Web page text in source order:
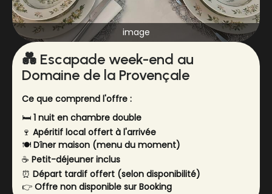
image
💑 Escapade week-end au
Domaine de la Provençale
Ce que comprend l'offre :
🛏️ 1 nuit en chambre double
🍷 Apéritif local offert à l'arrivée
🍽️ Dîner maison (menu du moment)
☕ Petit-déjeuner inclus
⏰ Départ tardif offert (selon disponibilité)
👉 Offre non disponible sur Booking